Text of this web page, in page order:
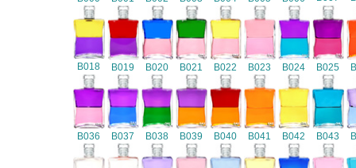
B018 B019 B020 B021 B022 B023 B024 B025
B036 B037 B038 B039 B040 B041 B042 B043